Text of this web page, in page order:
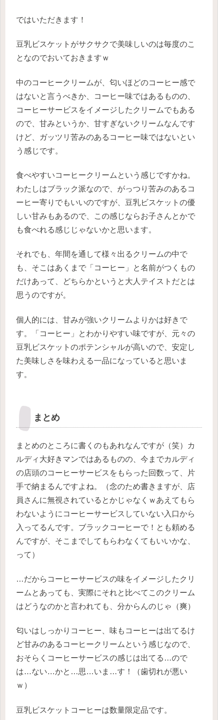
ではいただきます！
豆乳ビスケットがサクサクで美味しいのは毎度のこ
となのでおいておきますｗ
中のコーヒークリームが、匂いほどのコーヒー感で
はないと言うべきか、コーヒー味ではあるものの、
コーヒーサービスをイメージしたクリームでもある
ので、甘みというか、甘すぎないクリームなんです
けど、ガッツリ苦みのあるコーヒー味ではないとい
う感じです。
食べやすいコーヒークリームという感じですかね。
わたしはブラック派なので、がっつり苦みのあるコ
ーヒー寄りでもいいのですが、豆乳ビスケットの優
しい甘みもあるので、この感じならお子さんとかで
も食べれる感じじゃないかと思います。
それでも、年間を通して様々出るクリームの中で
も、そこはあくまで「コーヒー」と名前がつくもの
だけあって、どちらかというと大人テイストだとは
思うのですが。
個人的には、甘みが強いクリームよりかは好きで
す。「コーヒー」とわかりやすい味ですが、元々の
豆乳ビスケットのポテンシャルが高いので、安定し
た美味しさを味わえる一品になっていると思いま
す。
まとめ
まとめのところに書くのもあれなんですが（笑）カ
ルディ大好きマンではあるものの、今までカルディ
の店頭のコーヒーサービスをもらった回数って、片
手で納まるんですよね。（念のため書きますが、店
員さんに無視されているとかじゃなくｗあえてもら
わないようにコーヒーサービスしていない入口から
入ってるんです。ブラックコーヒーで！とも頼める
んですが、そこまでしてもらわなくてもいいかな、
って）
…だからコーヒーサービスの味をイメージしたクリ
ームとあっても、実際にそれと比べてこのクリーム
はどうなのかと言われても、分からんのじゃ（爽）
匂いはしっかりコーヒー、味もコーヒーは出てるけ
ど甘みのあるコーヒークリームという感じなので、
おそらくコーヒーサービスの感じは出てる…ので
は…ない…かと…思…いま…す！（歯切れが悪い
ｗ）
豆乳ビスケットコーヒーは数量限定品です。